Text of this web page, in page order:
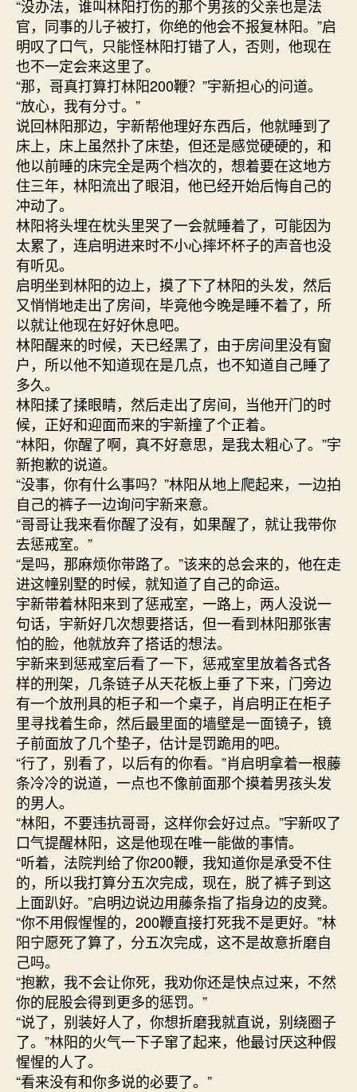
“没办法，谁叫林阳打伤的那个男孩的父亲也是法
官，同事的儿子被打，你绝的他会不报复林阳。”启
明叹了口气，只能怪林阳打错了人，否则，他现在
也不一定会来这里了。
“那，哥真打算打林阳200鞭？”宇新担心的问道。
“放心，我有分寸。”
说回林阳那边，宇新帮他理好东西后，他就睡到了
床上，床上虽然扑了床垫，但还是感觉硬硬的，和
他以前睡的床完全是两个档次的，想着要在这地方
住三年，林阳流出了眼泪，他已经开始后悔自己的
冲动了。
林阳将头埋在枕头里哭了一会就睡着了，可能因为
太累了，连启明进来时不小心摔坏杯子的声音也没
有听见。
启明坐到林阳的边上，摸了下了林阳的头发，然后
又悄悄地走出了房间，毕竟他今晚是睡不着了，所
以就让他现在好好休息吧。
林阳醒来的时候，天已经黑了，由于房间里没有窗
户，所以他不知道现在是几点，也不知道自己睡了
多久。
林阳揉了揉眼睛，然后走出了房间，当他开门的时
候，正好和迎面而来的宇新撞了个正着。
“林阳，你醒了啊，真不好意思，是我太粗心了。”宇
新抱歉的说道。
“没事，你有什么事吗？”林阳从地上爬起来，一边拍
自己的裤子一边询问宇新来意。
“哥哥让我来看你醒了没有，如果醒了，就让我带你
去惩戒室。”
“是吗，那麻烦你带路了。”该来的总会来的，他在走
进这幢别墅的时候，就知道了自己的命运。
宇新带着林阳来到了惩戒室，一路上，两人没说一
句话，宇新好几次想要搭话，但一看到林阳那张害
怕的脸，他就放弃了搭话的想法。
宇新来到惩戒室后看了一下，惩戒室里放着各式各
样的刑架，几条链子从天花板上垂了下来，门旁边
有一个放刑具的柜子和一个桌子，肖启明正在柜子
里寻找着生命，然后最里面的墙壁是一面镜子，镜
子前面放了几个垫子，估计是罚跪用的吧。
“行了，别看了，以后有的你看。”肖启明拿着一根藤
条冷冷的说道，一点也不像前面那个摸着男孩头发
的男人。
“林阳，不要违抗哥哥，这样你会好过点。”宇新叹了
口气提醒林阳，这是他现在唯一能做的事情。
“听着，法院判给了你200鞭，我知道你是承受不住
的，所以我打算分五次完成，现在，脱了裤子到这
上面趴好。”启明边说边用藤条指了指身边的皮凳。
“你不用假惺惺的，200鞭直接打死我不是更好。”林
阳宁愿死了算了，分五次完成，这不是故意折磨自
己吗。
“抱歉，我不会让你死，我劝你还是快点过来，不然
你的屁股会得到更多的惩罚。”
“说了，别装好人了，你想折磨我就直说，别绕圈子
了。”林阳的火气一下子窜了起来，他最讨厌这种假
惺惺的人了。
“看来没有和你多说的必要了。”